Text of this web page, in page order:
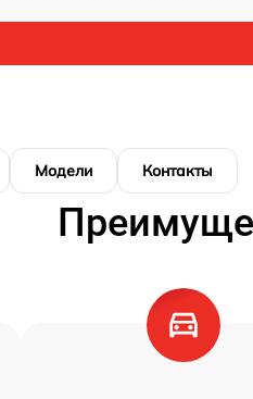
Модели Контакты